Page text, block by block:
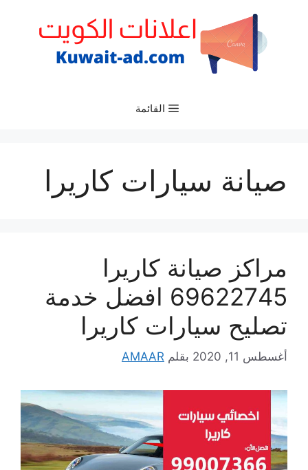
القائمة
صيانة سيارات كاريرا
مراكز صيانة كاريرا
69622745 افضل خدمة
تصليح سيارات كاريرا
أغسطس 11, 2020 بقلم AMAAR